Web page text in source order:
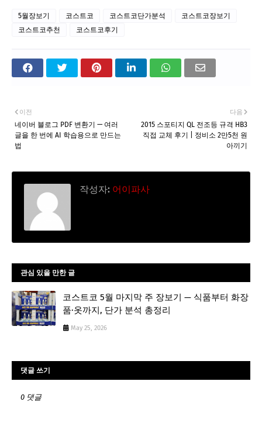
5월장보기 코스트코 코스트코단가분석
코스트코장보기
코스트코추천
코스트코후기
다음
2015 스포티지 QL 전조등 규격 HB3
직접 교체 후기 | 정비소 2만5천 원
아끼기
이전
네이버 블로그 PDF 변환기 — 여러
글을 한 번에 AI 학습용으로 만드는
법
작성자: 어이파사
관심 있을 만한 글
코스트코 5월 마지막 주 장보기 — 식품부터 화장
품·옷까지, 단가 분석 총정리
May 25, 2026
댓글 쓰기
0 댓글